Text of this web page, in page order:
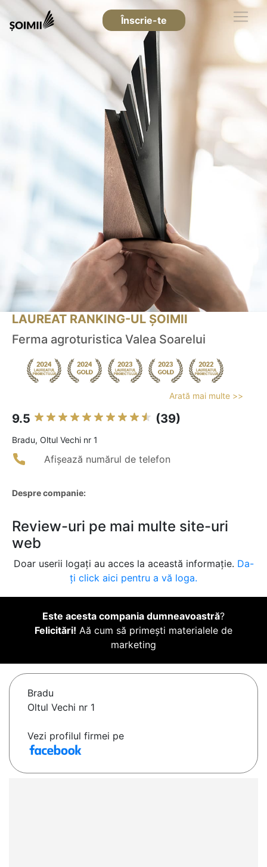
Înscrie-te
LAUREAT RANKING-UL ȘOIMII
Ferma agroturistica Valea Soarelui
Arată mai multe >>
9.5 (39)
Bradu, Oltul Vechi nr 1
Afișează numărul de telefon
Despre companie:
Review-uri pe mai multe site-uri
web
Doar userii logați au acces la această informație. Da-
ți click aici pentru a vă loga.
Este acesta compania dumneavoastră?
Felicitări! Aă cum să primești materialele de
marketing
Bradu
Oltul Vechi nr 1
Vezi profilul firmei pe